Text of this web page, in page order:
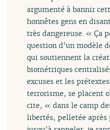
argumenté à bannir
honnêtes gens en
très dangereuse. « Ça
question d’un modèle
qui soutiennent la
biométriques
excuses et les
terrorisme, se placent
cite, « dans le camp
libertés, pelletée